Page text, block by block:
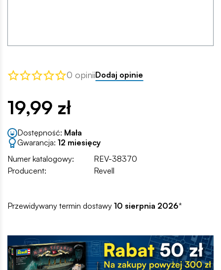
0 opiniiDodaj opinie
19,99 zł
Dostępność: Mała
Gwarancja: 12 miesięcy
Numer katalogowy:
REV-38370
Producent:
Revell
Przewidywany termin dostawy 10 sierpnia 2026*